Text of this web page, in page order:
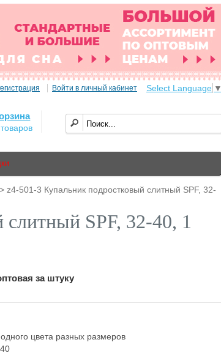
Войти в личный кабинет Select Language ▼
> z4-501-3 Купальник подростковый слитный SPF, 32-
SPF, 32-40, 1
за штуку
цвета разных размеров